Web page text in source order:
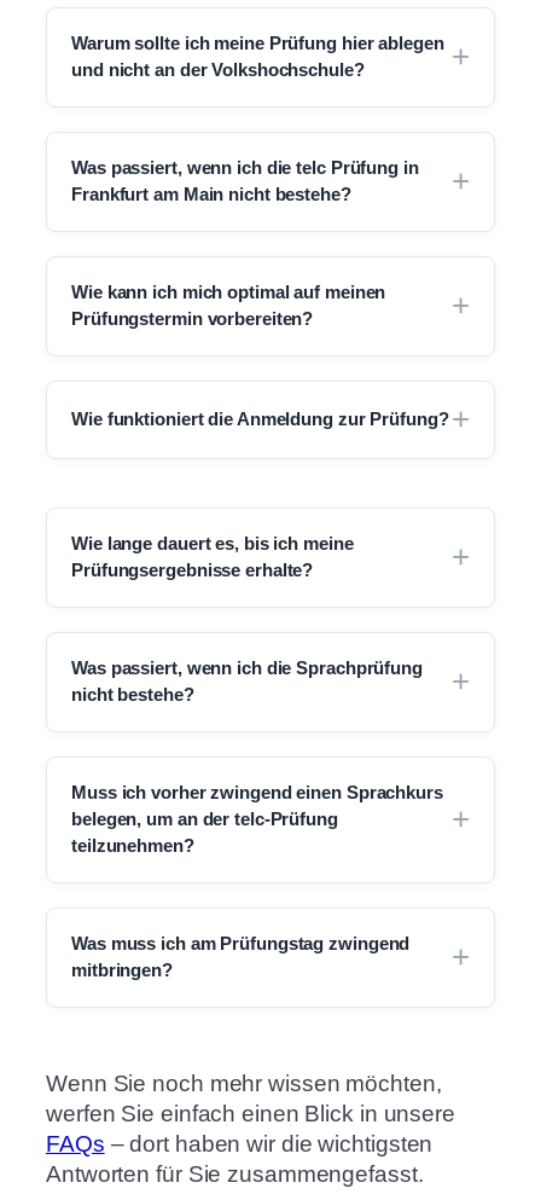
Warum sollte ich meine Prüfung hier ablegen
und nicht an der Volkshochschule?
Was passiert, wenn ich die telc Prüfung in
Frankfurt am Main nicht bestehe?
Wie kann ich mich optimal auf meinen
Prüfungstermin vorbereiten?
Wie funktioniert die Anmeldung zur Prüfung?
Wie lange dauert es, bis ich meine
Prüfungsergebnisse erhalte?
Was passiert, wenn ich die Sprachprüfung
nicht bestehe?
Muss ich vorher zwingend einen Sprachkurs
belegen, um an der telc-Prüfung
teilzunehmen?
Was muss ich am Prüfungstag zwingend
mitbringen?
Wenn Sie noch mehr wissen möchten,
werfen Sie einfach einen Blick in unsere
FAQs – dort haben wir die wichtigsten
Antworten für Sie zusammengefasst.